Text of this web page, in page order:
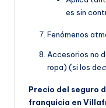
es sin
Fenómenos
Accesorios no
ropa) (si los de
Precio del seguro
franquicia en